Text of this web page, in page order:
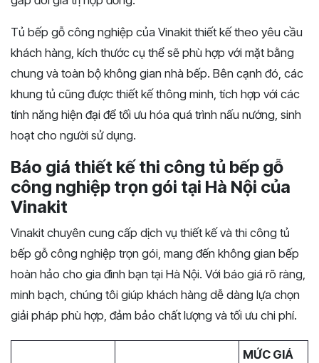
Tủ bếp gỗ công nghiệp của Vinakit thiết kế theo yêu cầu
khách hàng, kích thước cụ thể sẽ phù hợp với mặt bằng
chung và toàn bộ không gian nhà bếp. Bên cạnh đó, các
khung tủ cũng được thiết kế thông minh, tích hợp với các
tính năng hiện đại để tối ưu hóa quá trình nấu nướng, sinh
hoạt cho người sử dụng.
Báo giá thiết kế thi công tủ bếp gỗ
công nghiệp trọn gói tại Hà Nội của
Vinakit
Vinakit chuyên cung cấp dịch vụ thiết kế và thi công tủ
bếp gỗ công nghiệp trọn gói, mang đến không gian bếp
hoàn hảo cho gia đình bạn tại Hà Nội. Với báo giá rõ ràng,
minh bạch, chúng tôi giúp khách hàng dễ dàng lựa chọn
giải pháp phù hợp, đảm bảo chất lượng và tối ưu chi phí.
MỨC GIÁ